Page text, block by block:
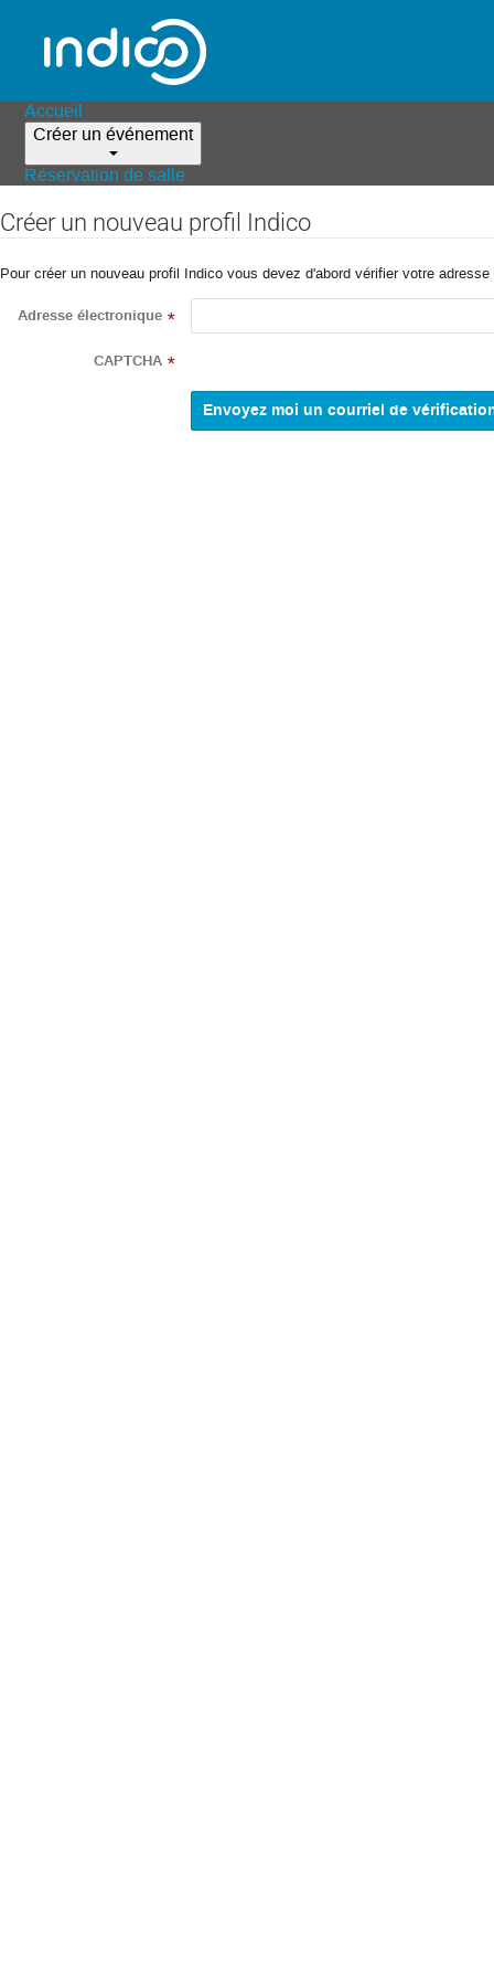
Accueil
Créer un événement
Réservation de salle
Créer un nouveau profil Indico
Pour créer un nouveau profil Indico vous devez d'abord vérifier votre
Adresse électronique *
CAPTCHA *